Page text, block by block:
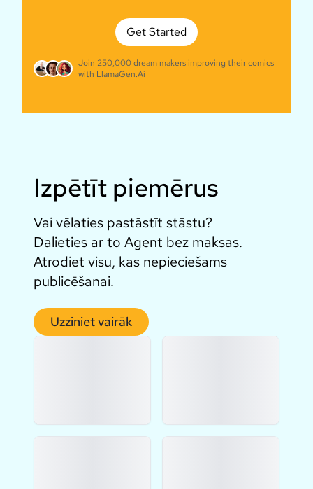
Get Started
Join 250,000 dream makers improving their comics
with LlamaGen.Ai
Izpētīt piemērus
Vai vēlaties pastāstīt stāstu?
Dalieties ar to Agent bez maksas.
Atrodiet visu, kas nepieciešams
publicēšanai.
Uzziniet vairāk